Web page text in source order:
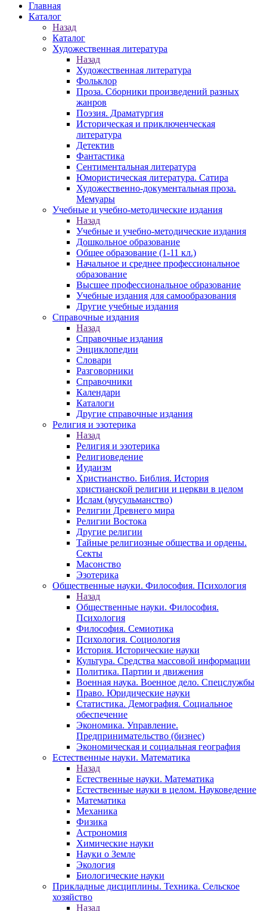
Главная
Каталог
Назад
Каталог
Художественная литература
Назад
Художественная литература
Фольклор
Проза. Сборники произведений разных
жанров
Поэзия. Драматургия
Историческая и приключенческая
литература
Детектив
Фантастика
Сентиментальная литература
Юмористическая литература. Сатира
Художественно-документальная проза.
Мемуары
Учебные и учебно-методические издания
Назад
Учебные и учебно-методические издания
Дошкольное образование
Общее образование (1-11 кл.)
Начальное и среднее профессиональное
образование
Высшее профессиональное образование
Учебные издания для самообразования
Другие учебные издания
Справочные издания
Назад
Справочные издания
Энциклопедии
Словари
Разговорники
Справочники
Календари
Каталоги
Другие справочные издания
Религия и эзотерика
Назад
Религия и эзотерика
Религиоведение
Иудаизм
Христианство. Библия. История
христианской религии и церкви в целом
Ислам (мусульманство)
Религии Древнего мира
Религии Востока
Другие религии
Тайные религиозные общества и ордены.
Секты
Масонство
Эзотерика
Общественные науки. Философия. Психология
Назад
Общественные науки. Философия.
Психология
Философия. Семиотика
Психология. Социология
История. Исторические науки
Культура. Средства массовой информации
Политика. Партии и движения
Военная наука. Военное дело. Спецслужбы
Право. Юридические науки
Статистика. Демография. Социальное
обеспечение
Экономика. Управление.
Предпринимательство (бизнес)
Экономическая и социальная география
Естественные науки. Математика
Назад
Естественные науки. Математика
Естественные науки в целом. Науковедение
Математика
Механика
Физика
Астрономия
Химические науки
Науки о Земле
Экология
Биологические науки
Прикладные дисциплины. Техника. Сельское
хозяйство
Назад